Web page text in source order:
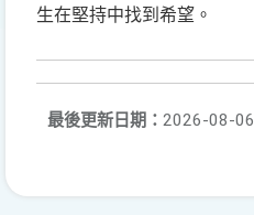
生在堅持中找到希望。
最後更新日期： 2026-08-06